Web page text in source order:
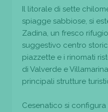
Il litorale di sette
spiagge sabbiose, si
Zadina, un fresco
suggestivo centro
piazzette e i rinomati
di Valverde e
principali strutture
Cesenatico si